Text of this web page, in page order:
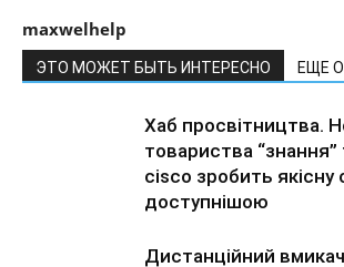
maxwelhelp
ЭТО МОЖЕТ БЫТЬ ИНТЕРЕСНО ЕЩЕ
Хаб просвітництва.
товариства “знання”
cisco зробить якісну
доступнішою
Дистанційний